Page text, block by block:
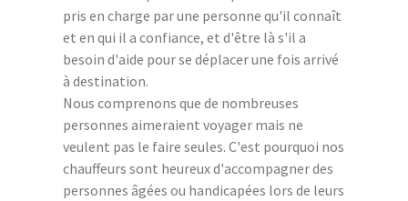
pris en charge par une personne qu'il connaît
et en qui il a confiance, et d'être là s'il a
besoin d'aide pour se déplacer une fois arrivé
à destination.
Nous comprenons que de nombreuses
personnes aimeraient voyager mais ne
veulent pas le faire seules. C'est pourquoi nos
chauffeurs sont heureux d'accompagner des
personnes âgées ou handicapées lors de leurs